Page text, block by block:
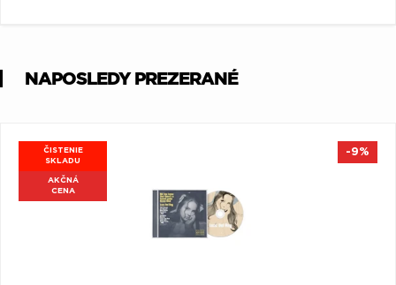
NAPOSLEDY PREZERANÉ
ČISTENIE
SKLADU
AKČNÁ
CENA
-9%